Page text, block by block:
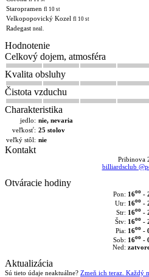
Staropramen fl 10 st
Velkopopovický Kozel fl 10 st
Radegast neal.
Hodnotenie
Celkový dojem, atmosféra
Kvalita obsluhy
Čistota vzduchu
Charakteristika
jedlo: nie, nevaria
veľkosť: 25 stolov
veľký stôl: nie
Kontakt
Pribinova
billiardsclub
Otváracie hodiny
Pon: 16oo-
Utr: 16oo-
Str: 16oo-
Štv: 16oo-
Pia: 16oo-
Sob: 16oo-
Ned:
Aktualizácia
Sú tieto údaje neaktuálne? Zmeň ich teraz. Každý